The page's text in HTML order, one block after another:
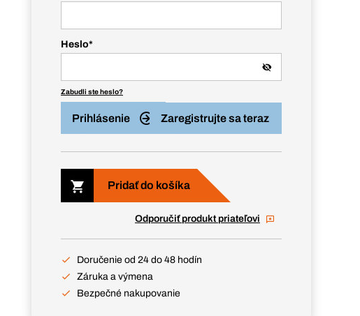
Heslo*
Zabudli ste heslo?
Prihlásenie Zaregistrujte sa teraz
Pridať do košíka
Odporučiť produkt priateľovi
Doručenie od 24 do 48 hodín
Záruka a výmena
Bezpečné nakupovanie